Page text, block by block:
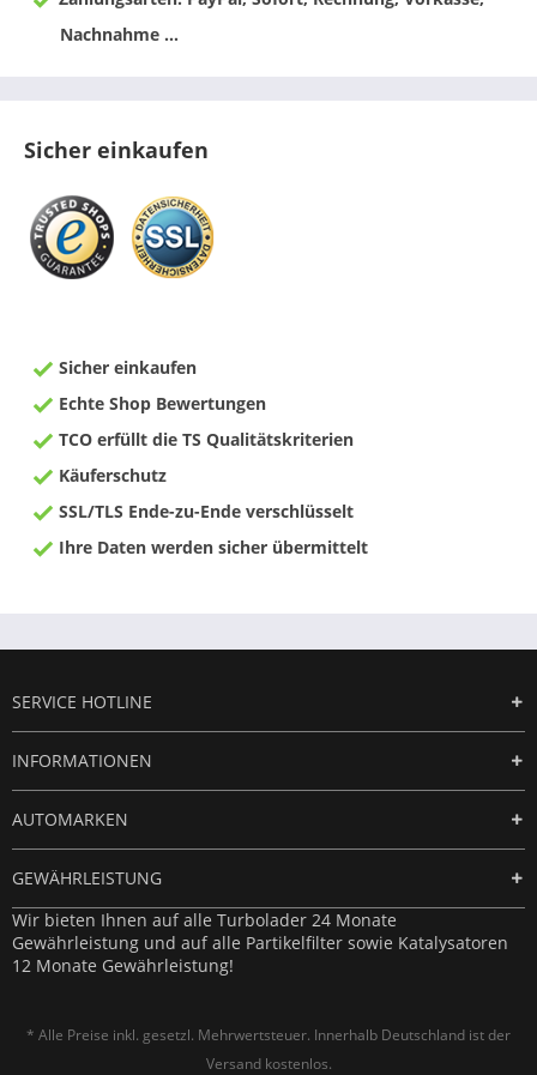
Nachnahme ...
Sicher einkaufen
Sicher einkaufen
Echte Shop Bewertungen
TCO erfüllt die TS Qualitätskriterien
Käuferschutz
SSL/TLS Ende-zu-Ende verschlüsselt
Ihre Daten werden sicher übermittelt
SERVICE HOTLINE
INFORMATIONEN
AUTOMARKEN
GEWÄHRLEISTUNG
Wir bieten Ihnen auf alle Turbolader 24 Monate
Gewährleistung und auf alle Partikelfilter sowie Katalysatoren
12 Monate Gewährleistung!
* Alle Preise inkl. gesetzl. Mehrwertsteuer. Innerhalb Deutschland ist der
Versand kostenlos.